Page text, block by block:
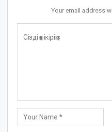
Your email address